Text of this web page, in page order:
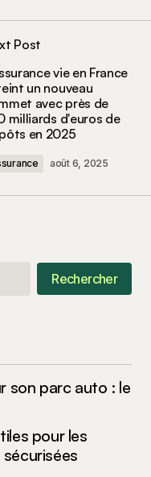
avec *
Post
vie en France
un nouveau
avec près de
milliards d'euros de
en 2025
août 6, 2025
Rechercher
son parc auto : le
pour les